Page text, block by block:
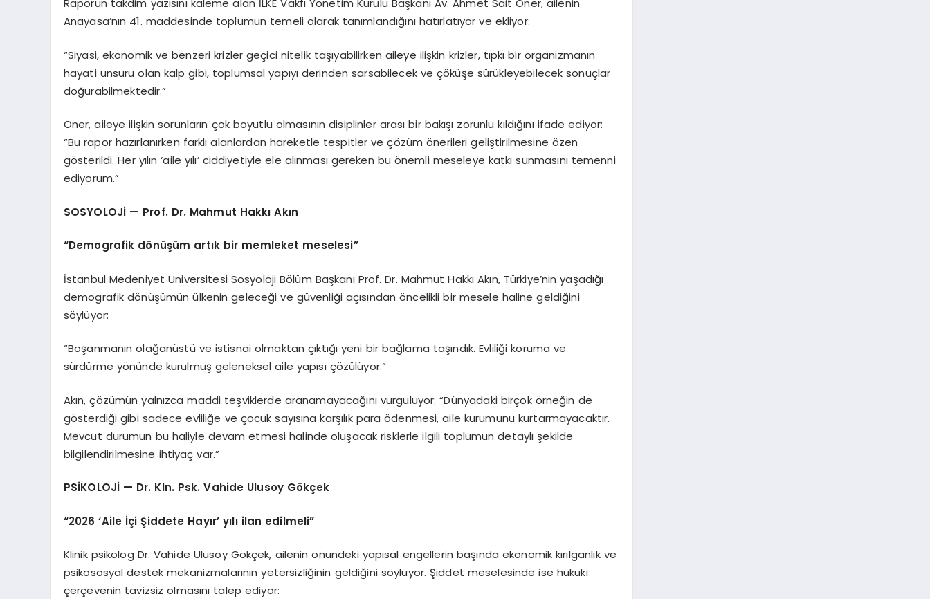
Raporun takdim yazısını kaleme alan İLKE Vakfı Yönetim Kurulu Başkanı Av. Ahmet Sait Öner, ailenin
Anayasa’nın 41. maddesinde toplumun temeli olarak tanımlandığını hatırlatıyor ve ekliyor:
“Siyasi, ekonomik ve benzeri krizler geçici nitelik taşıyabilirken aileye ilişkin krizler, tıpkı bir organizmanın
hayati unsuru olan kalp gibi, toplumsal yapıyı derinden sarsabilecek ve çöküşe sürükleyebilecek sonuçlar
doğurabilmektedir.”
Öner, aileye ilişkin sorunların çok boyutlu olmasının disiplinler arası bir bakışı zorunlu kıldığını ifade ediyor:
“Bu rapor hazırlanırken farklı alanlardan hareketle tespitler ve çözüm önerileri geliştirilmesine özen
gösterildi. Her yılın ‘aile yılı’ ciddiyetiyle ele alınması gereken bu önemli meseleye katkı sunmasını temenni
ediyorum.”
SOSYOLOJİ — Prof. Dr. Mahmut Hakkı Akın
“Demografik dönüşüm artık bir memleket meselesi”
İstanbul Medeniyet Üniversitesi Sosyoloji Bölüm Başkanı Prof. Dr. Mahmut Hakkı Akın, Türkiye’nin yaşadığı
demografik dönüşümün ülkenin geleceği ve güvenliği açısından öncelikli bir mesele haline geldiğini
söylüyor:
“Boşanmanın olağanüstü ve istisnai olmaktan çıktığı yeni bir bağlama taşındık. Evliliği koruma ve
sürdürme yönünde kurulmuş geleneksel aile yapısı çözülüyor.”
Akın, çözümün yalnızca maddi teşviklerde aranamayacağını vurguluyor: “Dünyadaki birçok örneğin de
gösterdiği gibi sadece evliliğe ve çocuk sayısına karşılık para ödenmesi, aile kurumunu kurtarmayacaktır.
Mevcut durumun bu haliyle devam etmesi halinde oluşacak risklerle ilgili toplumun detaylı şekilde
bilgilendirilmesine ihtiyaç var.”
PSİKOLOJİ — Dr. Kln. Psk. Vahide Ulusoy Gökçek
“2026 ‘Aile İçi Şiddete Hayır’ yılı ilan edilmeli”
Klinik psikolog Dr. Vahide Ulusoy Gökçek, ailenin önündeki yapısal engellerin başında ekonomik kırılganlık ve
psikososyal destek mekanizmalarının yetersizliğinin geldiğini söylüyor. Şiddet meselesinde ise hukuki
çerçevenin tavizsiz olmasını talep ediyor: